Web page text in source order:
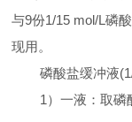
与9份1/15 mol/L磷
现用。
磷酸盐缓冲液
1 ）一液：取磷